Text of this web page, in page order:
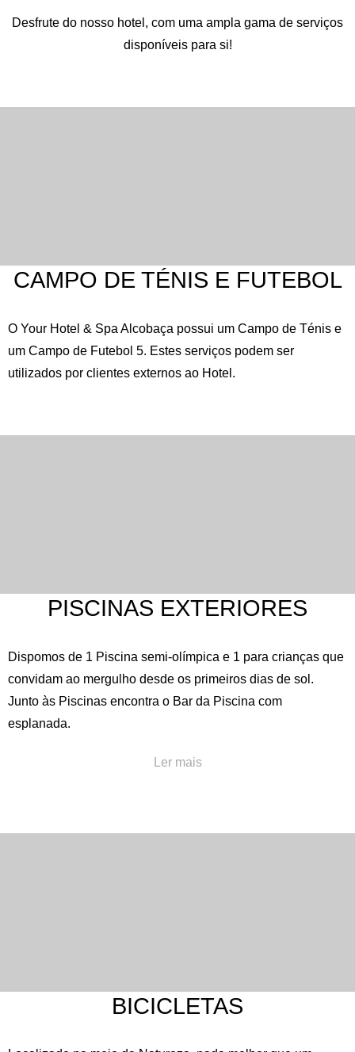
Desfrute do nosso hotel, com uma ampla gama de serviços
disponíveis para si!
CAMPO DE TÉNIS E FUTEBOL
O Your Hotel & Spa Alcobaça possui um Campo de Ténis e
um Campo de Futebol 5. Estes serviços podem ser
utilizados por clientes externos ao Hotel.
PISCINAS EXTERIORES
Dispomos de 1 Piscina semi-olímpica e 1 para crianças que
convidam ao mergulho desde os primeiros dias de sol.
Junto às Piscinas encontra o Bar da Piscina com
esplanada.
Ler mais
BICICLETAS